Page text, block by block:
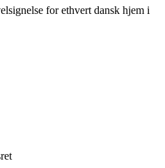
for ethvert dansk hjem i